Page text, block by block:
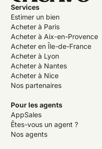
Services
Estimer un bien
Acheter à Paris
Acheter à Aix-en-Provence
Acheter en Île-de-France
Acheter à Lyon
Acheter à Nantes
Acheter à Nice
Nos partenaires
Pour les agents
AppSales
Êtes-vous un agent ?
Nos agents